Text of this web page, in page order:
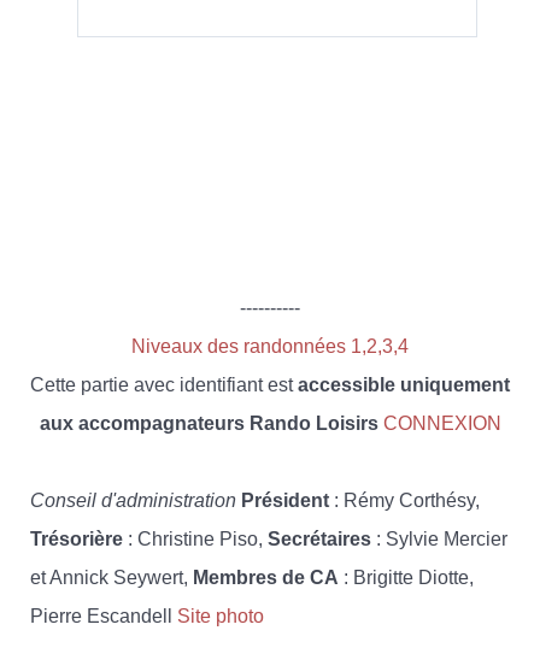
----------
Niveaux des randonnées 1,2,3,4
Cette partie avec identifiant estaccessible uniquement
aux accompagnateurs Rando Loisirs CONNEXION
Conseil d'administration Président : Rémy Corthésy,
Trésorière : Christine Piso, Secrétaires : Sylvie Mercier
et Annick Seywert, Membres de CA : Brigitte Diotte,
Pierre Escandell Site photo